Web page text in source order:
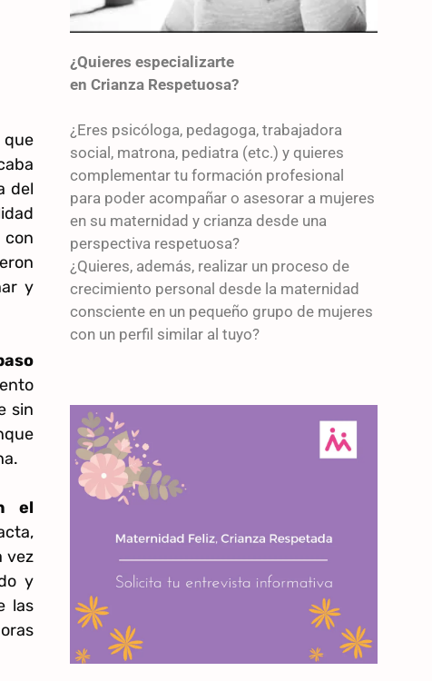
que
del
con
y
sin
el
vez
y
las
¿Quieres especializarte
en Crianza Respetuosa?
¿Eres psicóloga, pedagoga, trabajadora
social, matrona, pediatra (etc.) y quieres
complementar tu formación profesional
para poder acompañar o asesorar a mujeres
en su maternidad y crianza desde una
perspectiva respetuosa?
¿Quieres, además, realizar un proceso de
crecimiento personal desde la maternidad
consciente en un pequeño grupo de mujeres
con un perfil similar al tuyo?